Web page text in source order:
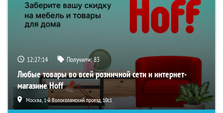
12:27:13 Получили:83
Любые товары во всей розничной сети и интернет-
магазине Hoff
Москва, 1-й Волоколамский проезд, 10с1